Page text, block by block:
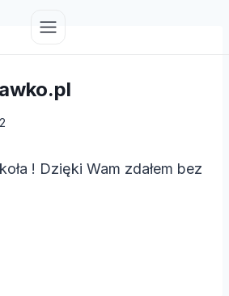
! Dzięki Wam zdałem bez